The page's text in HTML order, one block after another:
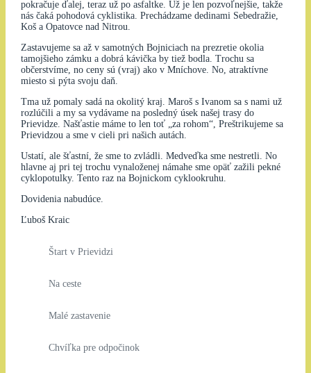
pokračuje ďalej, teraz už po asfaltke. Už je len pozvoľnejšie, takže
nás čaká pohodová cyklistika. Prechádzame dedinami Sebedražie,
Koš a Opatovce nad Nitrou.
Zastavujeme sa až v samotných Bojniciach na prezretie okolia
tamojšieho zámku a dobrá kávička by tiež bodla. Trochu sa
občerstvíme, no ceny sú (vraj) ako v Mníchove. No, atraktívne
miesto si pýta svoju daň.
Tma už pomaly sadá na okolitý kraj. Maroš s Ivanom sa s nami už
rozlúčili a my sa vydávame na posledný úsek našej trasy do
Prievidze. Našťastie máme to len toť „za rohom“, Preštrikujeme sa
Prievidzou a sme v cieli pri našich autách.
Ustatí, ale šťastní, že sme to zvládli. Medveďka sme nestretli. No
hlavne aj pri tej trochu vynaloženej námahe sme opäť zažili pekné
cyklopotulky. Tento raz na Bojnickom cyklookruhu.
Dovidenia nabudúce.
Ľuboš Kraic
Štart v Prievidzi
Na ceste
Malé zastavenie
Chvíľka pre odpočinok